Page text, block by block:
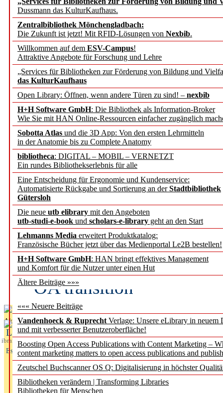
Dussmann das KulturKaufhaus.
Zentralbibliothek Mönchengladbach:
Die Zukunft ist jetzt! Mit RFID-Lösungen von Nexbib.
Willkommen auf dem ESV-Campus!
Attraktive Angebote für Forschung und Lehre
„Services für Bibliotheken zur Förderung von Bildung und
das KulturKaufhaus
Open Library: Öffnen, wenn andere Türen zu sind! – nexbib
H+H Software GmbH: Die Bibliothek als Information-Broker
Wie Sie mit HAN Online-Ressourcen einfacher zugänglich
Sobotta Atlas und die 3D App: Von den ersten Lehrmitteln
in der Anatomie bis zu Complete Anatomy
bibliotheca: DIGITAL – MOBIL – VERNETZT
Ein rundes Bibliothekserlebnis für alle
Eine Entscheidung für Ergonomie und Kundenservice:
Automatisierte Rückgabe und Sortierung an derStadtbibliothek
Gütersloh
Die neue utb elibrary mit den Angeboten
utb-studi-e-book und scholars-e-library geht an den Start
Lehmanns Media erweitert Produktkatalog:
Französische Bücher jetzt über das Medienportal Le2B bestellen!
H+H Software GmbH: HAN bringt effektives Management
und Komfort für die Nutzer unter einen Hut
Ältere Beiträge »»»
««« Neuere Beiträge
Vandenhoeck & Ruprecht Verlage: Unsere eLibrary in neuem
und mit verbesserter Benutzeroberfläche!
Boosting Open Access Publications with Content Marketing –
content marketing matters to open access publications and
Zeutschel Buchscanner OS Q: Digitalisierung in höchster
Bibliotheken verändern | Transforming Libraries
Bibliotheken für Menschen
Künstliche Intelligenz
besser zu verstehen
„Leitbegriffe der
des BIÖG erscheinen
jedem Experiment
DFG setzt Förderung
FAIRmat fort
Bayerns digitale
Schulwandbilder aus
Fifth Open Access
transformative
OA transition
Aktuelles aus
L
ibrary
Essentials